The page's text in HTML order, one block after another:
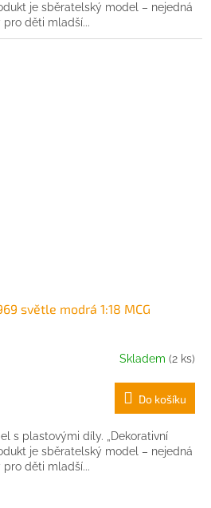
je sběratelský model – nejedná
pro děti mladší...
světle modrá 1:18 MCG
Skladem (2 ks)
Do košíku
s plastovými díly. „Dekorativní
je sběratelský model – nejedná
pro děti mladší...